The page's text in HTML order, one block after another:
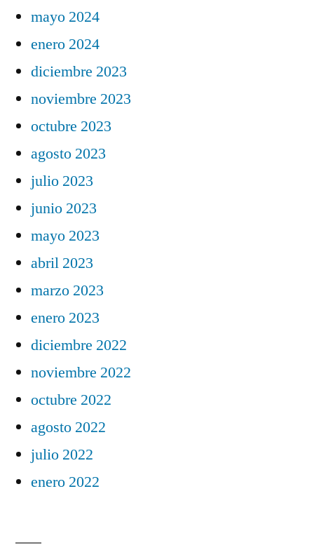
mayo 2024
enero 2024
diciembre 2023
noviembre 2023
octubre 2023
agosto 2023
julio 2023
junio 2023
mayo 2023
abril 2023
marzo 2023
enero 2023
diciembre 2022
noviembre 2022
octubre 2022
agosto 2022
julio 2022
enero 2022